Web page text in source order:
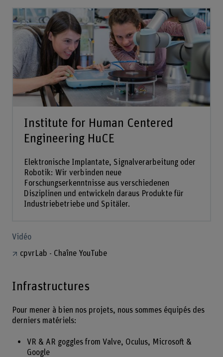
Institute for Human Centered
Engineering HuCE
Elektronische Implantate, Signalverarbeitung oder
Robotik: Wir verbinden neue
Forschungserkenntnisse aus verschiedenen
Disziplinen und entwickeln daraus Produkte für
Industriebetriebe und Spitäler.
Vidéo
cpvrLab - Chaîne YouTube
Infrastructures
Pour mener à bien nos projets, nous sommes équipés des
derniers matériels:
VR & AR goggles from Valve, Oculus, Microsoft &
Google